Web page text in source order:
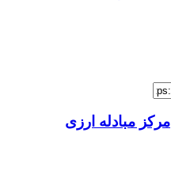
مرکز مبادله‌ ارزی